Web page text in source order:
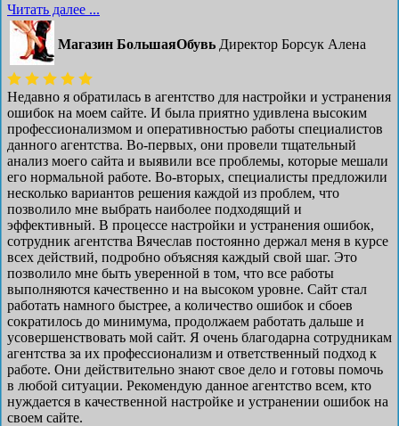
Читать далее ...
Магазин БольшаяОбувь Директор Борсук Алена
Недавно я обратилась в агентство для настройки и устранения
ошибок на моем сайте. И была приятно удивлена высоким
профессионализмом и оперативностью работы специалистов
данного агентства. Во-первых, они провели тщательный
анализ моего сайта и выявили все проблемы, которые мешали
его нормальной работе. Во-вторых, специалисты предложили
несколько вариантов решения каждой из проблем, что
позволило мне выбрать наиболее подходящий и
эффективный. В процессе настройки и устранения ошибок,
сотрудник агентства Вячеслав постоянно держал меня в курсе
всех действий, подробно объясняя каждый свой шаг. Это
позволило мне быть уверенной в том, что все работы
выполняются качественно и на высоком уровне. Сайт стал
работать намного быстрее, а количество ошибок и сбоев
сократилось до минимума, продолжаем работать дальше и
усовершенствовать мой сайт. Я очень благодарна сотрудникам
агентства за их профессионализм и ответственный подход к
работе. Они действительно знают свое дело и готовы помочь
в любой ситуации. Рекомендую данное агентство всем, кто
нуждается в качественной настройке и устранении ошибок на
своем сайте.